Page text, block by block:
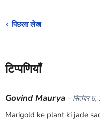
पिछला लेख
टिप्पणियाँ
Govind Maurya - सितंबर
Marigold ke plant ki jade